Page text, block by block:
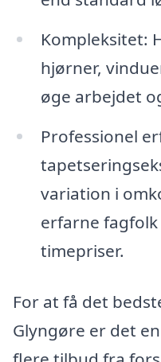
Kompleksitet:
hjørner,
øge arbejdet
Professionel
variation i
erfarne
timepriser.
For at få det
Glyngøre er det